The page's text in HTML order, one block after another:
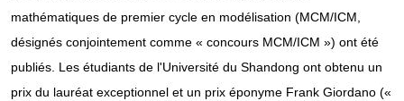
mathématiques de premier cycle en modélisation (MCM/ICM,
désignés conjointement comme « concours MCM/ICM ») ont été
publiés. Les étudiants de l'Université du Shandong ont obtenu un
prix du lauréat exceptionnel et un prix éponyme Frank Giordano («